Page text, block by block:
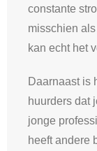
constante
misschien
kan echt het
Daarnaast is
huurders dat
jonge
heeft andere